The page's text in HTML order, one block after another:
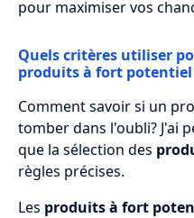
pour maximiser vos
Quels critères utiliser
produits à fort potentiel
Comment savoir si un
tomber dans l'oubli? J'ai
que la sélection des
règles précises.
Les produits à fort